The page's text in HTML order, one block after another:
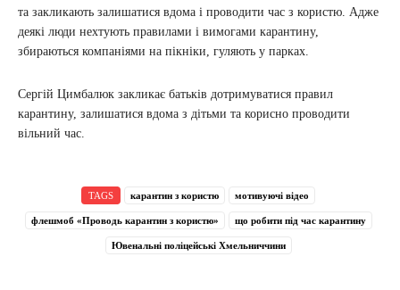
та закликають залишатися вдома і проводити час з користю. Адже
деякі люди нехтують правилами і вимогами карантину,
збираються компаніями на пікніки, гуляють у парках.
Сергій Цимбалюк закликає батьків дотримуватися правил
карантину, залишатися вдома з дітьми та корисно проводити
вільний час.
TAGS карантин з користю мотивуючі відео
флешмоб «Проводь карантин з користю» що робити під час карантину
Ювенальні поліцейські Хмельниччини